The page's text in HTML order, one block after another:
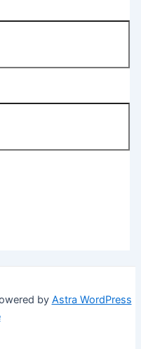
by Astra WordPress